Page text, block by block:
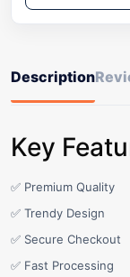
Description
Key
✅ Premium Quality
✅ Trendy Design
✅ Secure Checkout
✅ Fast Processing